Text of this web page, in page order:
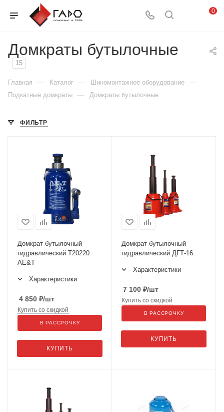
0
Домкраты бутылочные
15
Главная — Каталог — Шиномонтажное оборудование —
Подкатные домкраты — Домкраты бутылочные
ФИЛЬТР
Домкрат бутылочный
гидравлический T20220
AE&T
Характеристики
4 850 ₽/шт
КУПИТЬ
Купить со скидкой
В РАССРОЧКУ
Домкрат бутылочный
гидравлический ДГТ-16
Характеристики
7 100 ₽/шт
КУПИТЬ
Купить со скидкой
В РАССРОЧКУ